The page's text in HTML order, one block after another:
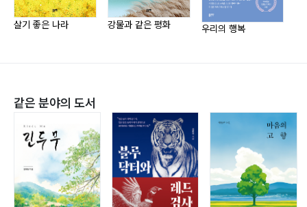
민주주의 운동 영화 시나리오 청와대 추천
2007년 상영 후 천만 관객
『밝아오는 태양은 찬란히 온 세계를 비추고』 신앙시집 발
2017년 『남남북녀』 소설 발표
『아름다운 시절』 소설 발표
『민주화의 치유』 소설 발표
2024년 『강물과 같은 평화』 소설 발표
살기 좋은 나라 강물과 같은 평화 우리의 행복
같은 분야의 도서